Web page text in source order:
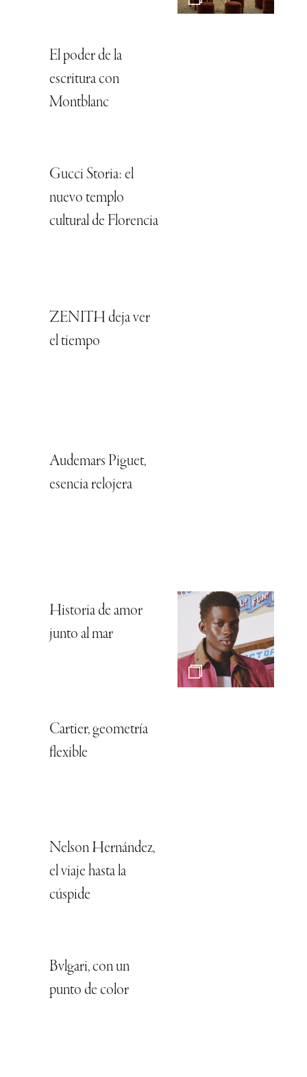
El poder de la
escritura con
Montblanc
Gucci Storia: el
nuevo templo
cultural de Florencia
ZENITH deja ver
el tiempo
Audemars Piguet,
esencia relojera
Historia de amor
junto al mar
Cartier, geometría
flexible
Nelson Hernández,
el viaje hasta la
cúspide
Bvlgari, con un
punto de color